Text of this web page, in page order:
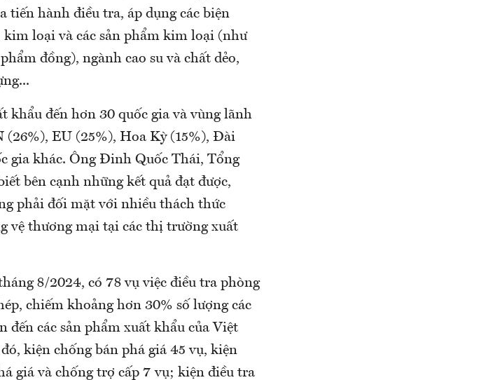
tiến hành điều tra, áp dụng các biện
loại và các sản phẩm kim loại (như
đồng), ngành cao su và chất dẻo,
khẩu đến hơn 30 quốc gia và vùng lãnh
EU (25%), Hoa Kỳ (15%), Đài
gia khác. Ông Đinh Quốc Thái, Tổng
bên cạnh những kết quả đạt được,
phải đối mặt với nhiều thách thức
vệ thương mại tại các thị trường xuất
8/2024, có 78 vụ việc điều tra phòng
chiếm khoảng hơn 30% số lượng các
đến các sản phẩm xuất khẩu của Việt
kiện chống bán phá giá 45 vụ, kiện
giá và chống trợ cấp 7 vụ; kiện điều tra